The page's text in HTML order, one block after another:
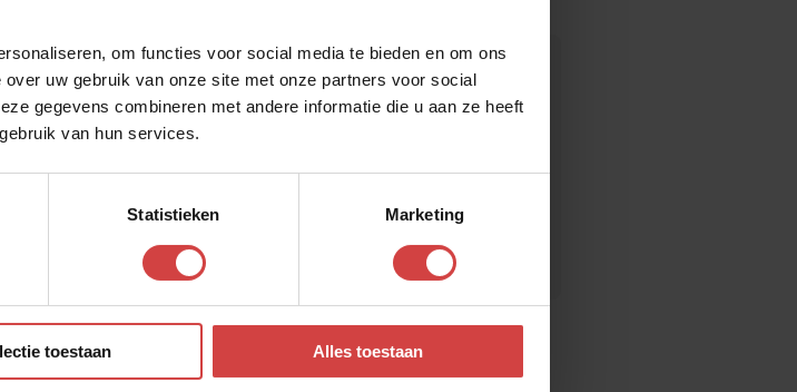
om functies voor social media te bieden en om ons
uw gebruik van onze site met onze partners voor social
gegevens combineren met andere informatie die u aan ze heeft
van hun services.
Statistieken Marketing
toestaan Alles toestaan
Affectie